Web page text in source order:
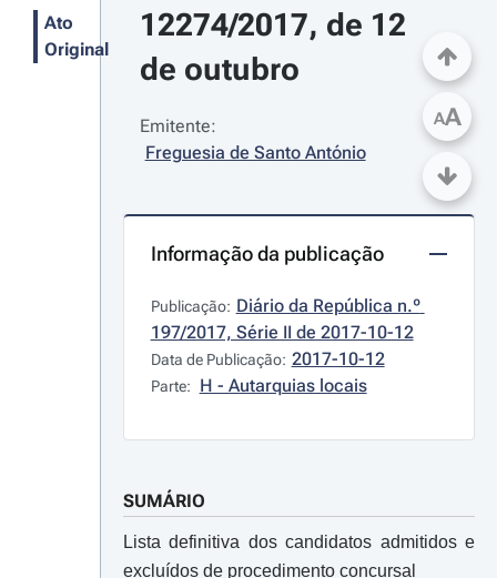
Ato
Original
12274/2017, de 12
de outubro
Emitente:
Freguesia de Santo António
Informação da publicação
Publicação: Diário da República n.º
197/2017, Série II de 2017-10-12
Data de Publicação: 2017-10-12
Parte: H - Autarquias locais
SUMÁRIO
Lista definitiva dos candidatos admitidos e
excluídos de procedimento concursal
AA